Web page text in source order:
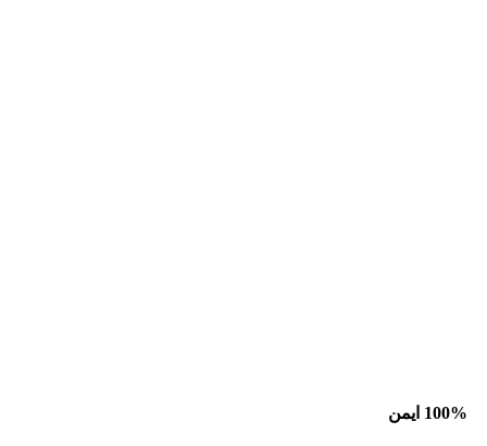
100% ایمن